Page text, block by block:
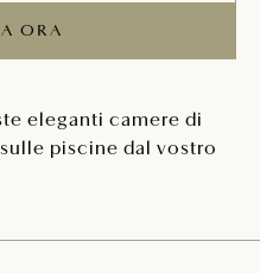
ORA
eleganti camere di
piscine dal vostro